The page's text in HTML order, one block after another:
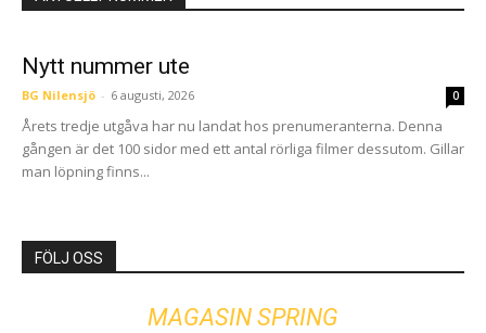
Nytt nummer ute
BG Nilensjö - 6 augusti, 2026 0
Årets tredje utgåva har nu landat hos prenumeranterna. Denna
gången är det 100 sidor med ett antal rörliga filmer dessutom. Gillar
man löpning finns...
FÖLJ OSS
MAGASIN SPRING